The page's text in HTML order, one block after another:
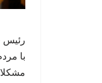
رئیس
با